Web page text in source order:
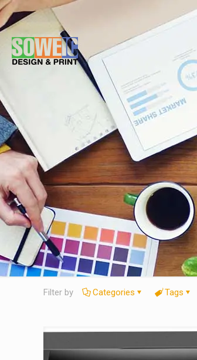
Filter by Categories Tags